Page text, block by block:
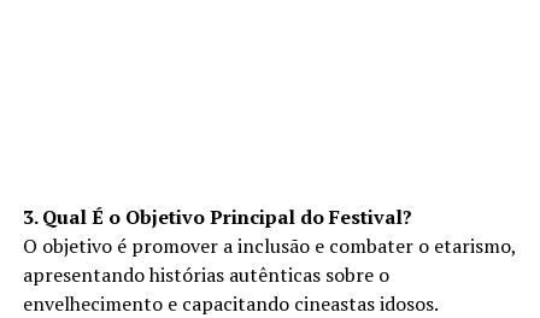
3. Qual É o Objetivo Principal do Festival?
O objetivo é promover a inclusão e combater o etarismo,
apresentando histórias autênticas sobre o
envelhecimento e capacitando cineastas idosos.